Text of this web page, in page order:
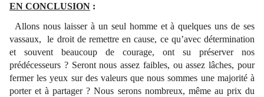
EN CONCLUSION :
Allons nous laisser à un seul homme et à quelques uns de ses
vassaux, le droit de remettre en cause, ce qu’avec détermination
et souvent beaucoup de courage, ont su préserver nos
prédécesseurs ? Seront nous assez faibles, ou assez lâches, pour
fermer les yeux sur des valeurs que nous sommes une majorité à
porter et à partager ? Nous serons nombreux, même au prix du